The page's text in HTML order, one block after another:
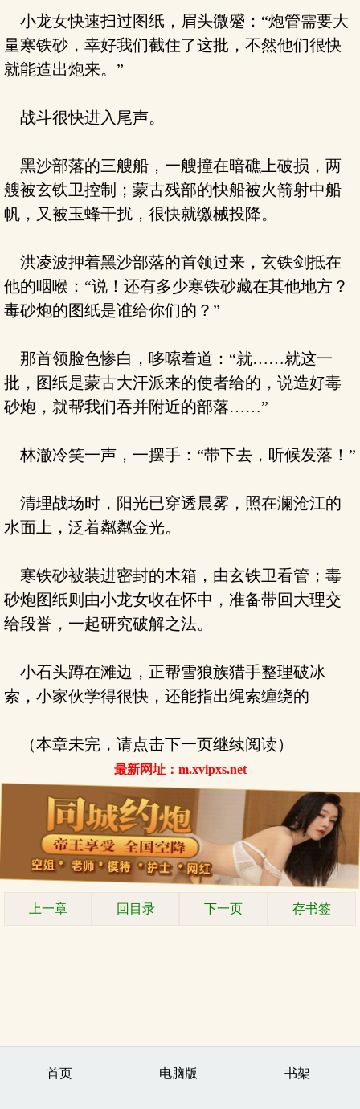
小龙女快速扫过图纸，眉头微蹙：“炮管需要大
量寒铁砂，幸好我们截住了这批，不然他们很快
就能造出炮来。”
战斗很快进入尾声。
黑沙部落的三艘船，一艘撞在暗礁上破损，两
艘被玄铁卫控制；蒙古残部的快船被火箭射中船
帆，又被玉蜂干扰，很快就缴械投降。
洪凌波押着黑沙部落的首领过来，玄铁剑抵在
他的咽喉：“说！还有多少寒铁砂藏在其他地方？
毒砂炮的图纸是谁给你们的？”
那首领脸色惨白，哆嗦着道：“就……就这一
批，图纸是蒙古大汗派来的使者给的，说造好毒
砂炮，就帮我们吞并附近的部落……”
林澈冷笑一声，一摆手：“带下去，听候发落！”
清理战场时，阳光已穿透晨雾，照在澜沧江的
水面上，泛着粼粼金光。
寒铁砂被装进密封的木箱，由玄铁卫看管；毒
砂炮图纸则由小龙女收在怀中，准备带回大理交
给段誉，一起研究破解之法。
小石头蹲在滩边，正帮雪狼族猎手整理破冰
索，小家伙学得很快，还能指出绳索缠绕的
（本章未完，请点击下一页继续阅读）
最新网址：m.xvipxs.net
上一章 回目录 下一页 存书签
首页 电脑版 书架